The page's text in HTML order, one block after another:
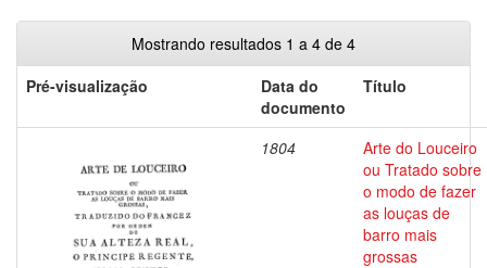
Mostrando resultados 1 a 4 de 4
Pré-visualização
Data do
documento
Título
1804
Arte do Louceiro
ou Tratado sobre
o modo de fazer
as louças de
barro mais
grossas